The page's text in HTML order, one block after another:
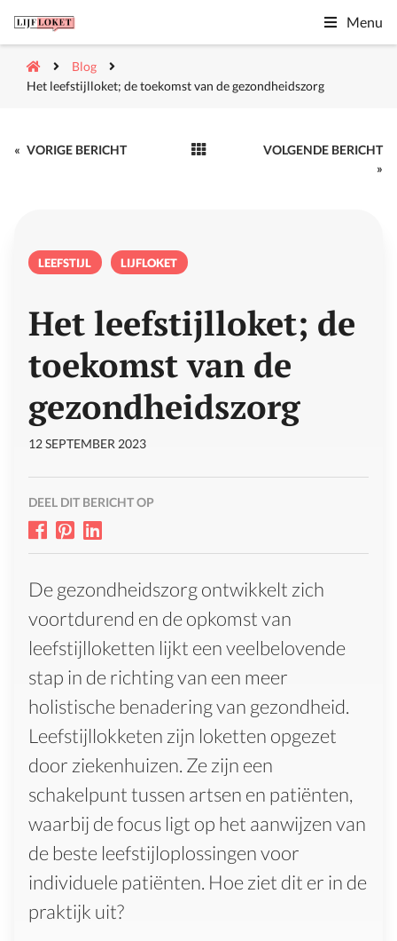
Menu
Blog
Het leefstijlloket; de toekomst van de gezondheidszorg
« VORIGE BERICHT
VOLGENDE BERICHT
»
LEEFSTIJL LIJFLOKET
Het leefstijlloket; de
toekomst van de
gezondheidszorg
12 SEPTEMBER 2023
DEEL DIT BERICHT OP
De gezondheidszorg ontwikkelt zich
voortdurend en de opkomst van
leefstijlloketten lijkt een veelbelovende
stap in de richting van een meer
holistische benadering van gezondheid.
Leefstijllokketen zijn loketten opgezet
door ziekenhuizen. Ze zijn een
schakelpunt tussen artsen en patiënten,
waarbij de focus ligt op het aanwijzen van
de beste leefstijloplossingen voor
individuele patiënten. Hoe ziet dit er in de
praktijk uit?